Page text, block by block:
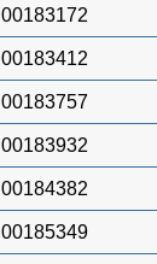
00183172
00183412
00183757
00183932
00184382
00185349